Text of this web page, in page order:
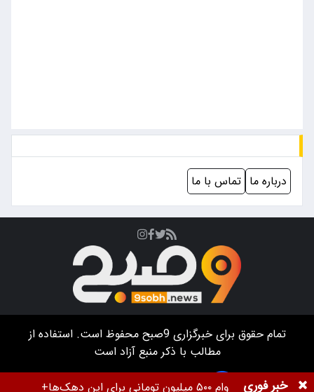
درباره ما تماس با ما
خبر فوری وام ۵۰۰ میلیون تومانی برای این دهک‌ها+
تمام حقوق برای خبرگزاری9صبح
محفوظ است. استفاده از
مطالب با ذکر منبع آزاد است
طراحی سایت خبرگزاری آسام